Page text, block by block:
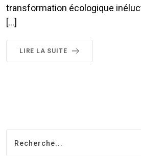
transformation écologique
[…]
LIRE LA SUITE